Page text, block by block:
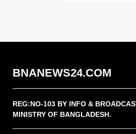
BNANEWS24.COM
REG:NO-103 BY INFO &
MINISTRY OF BANGLADESH.